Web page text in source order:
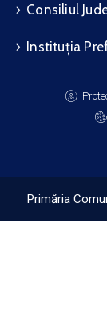
Consiliul
Instituția
Primăria